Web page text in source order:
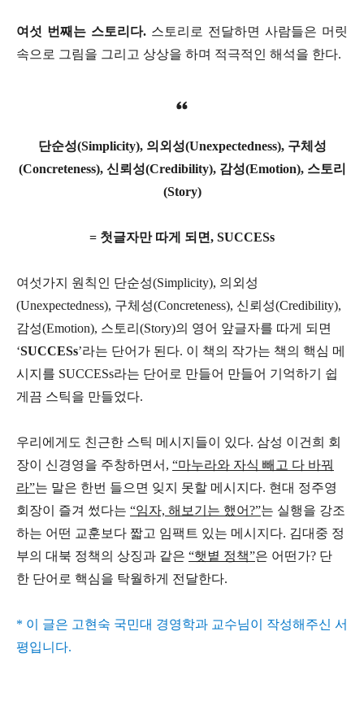
여섯 번째는 스토리다. 스토리로 전달하면 사람들은 머릿
속으로 그림을 그리고 상상을 하며 적극적인 해석을 한다.
단순성(Simplicity), 의외성(Unexpectedness), 구체성
(Concreteness), 신뢰성(Credibility), 감성(Emotion), 스토리
(Story)
= 첫글자만 따게 되면, SUCCESs
여섯가지 원칙인 단순성(Simplicity), 의외성
(Unexpectedness), 구체성(Concreteness), 신뢰성(Credibility),
감성(Emotion), 스토리(Story)의 영어 앞글자를 따게 되면
‘SUCCESs’라는 단어가 된다. 이 책의 작가는 책의 핵심 메
시지를 SUCCESs라는 단어로 만들어 만들어 기억하기 쉽
게끔 스틱을 만들었다.
우리에게도 친근한 스틱 메시지들이 있다. 삼성 이건희 회
장이 신경영을 주창하면서, “마누라와 자식 빼고 다 바꿔
라”는 말은 한번 들으면 잊지 못할 메시지다. 현대 정주영
회장이 즐겨 썼다는 “임자, 해보기는 했어?”는 실행을 강조
하는 어떤 교훈보다 짧고 임팩트 있는 메시지다. 김대중 정
부의 대북 정책의 상징과 같은 “햇볕 정책”은 어떤가? 단
한 단어로 핵심을 탁월하게 전달한다.
* 이 글은 고현숙 국민대 경영학과 교수님이 작성해주신 서
평입니다.